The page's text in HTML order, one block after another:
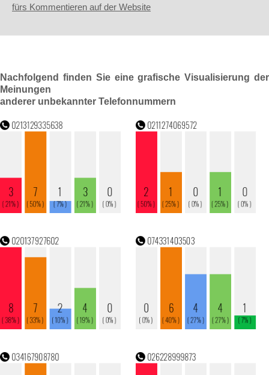
fürs Kommentieren auf der Website
Nachfolgend finden Sie eine grafische Visualisierung der
Meinungen
anderer unbekannter Telefonnummern